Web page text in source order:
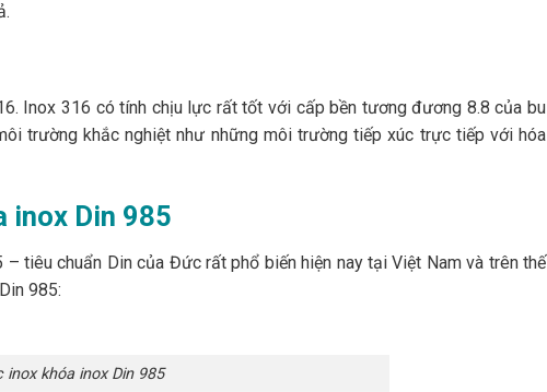
Inox 316 có tính chịu lực rất tốt với cấp bền tương đương 8.8 của bu
trường khắc nghiệt như những môi trường tiếp xúc trực tiếp với hóa
inox Din 985
tiêu chuẩn Din của Đức rất phổ biến hiện nay tại Việt Nam và trên thế
985:
inox khóa inox Din 985